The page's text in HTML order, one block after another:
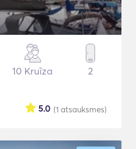
10 Kruīza 2
(1 atsauksmes)
5.0